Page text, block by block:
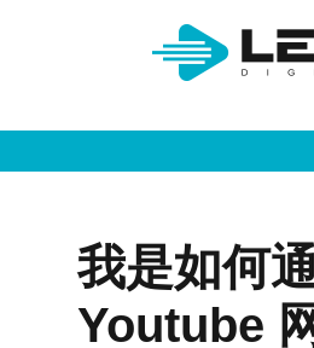
我是如何
Youtube